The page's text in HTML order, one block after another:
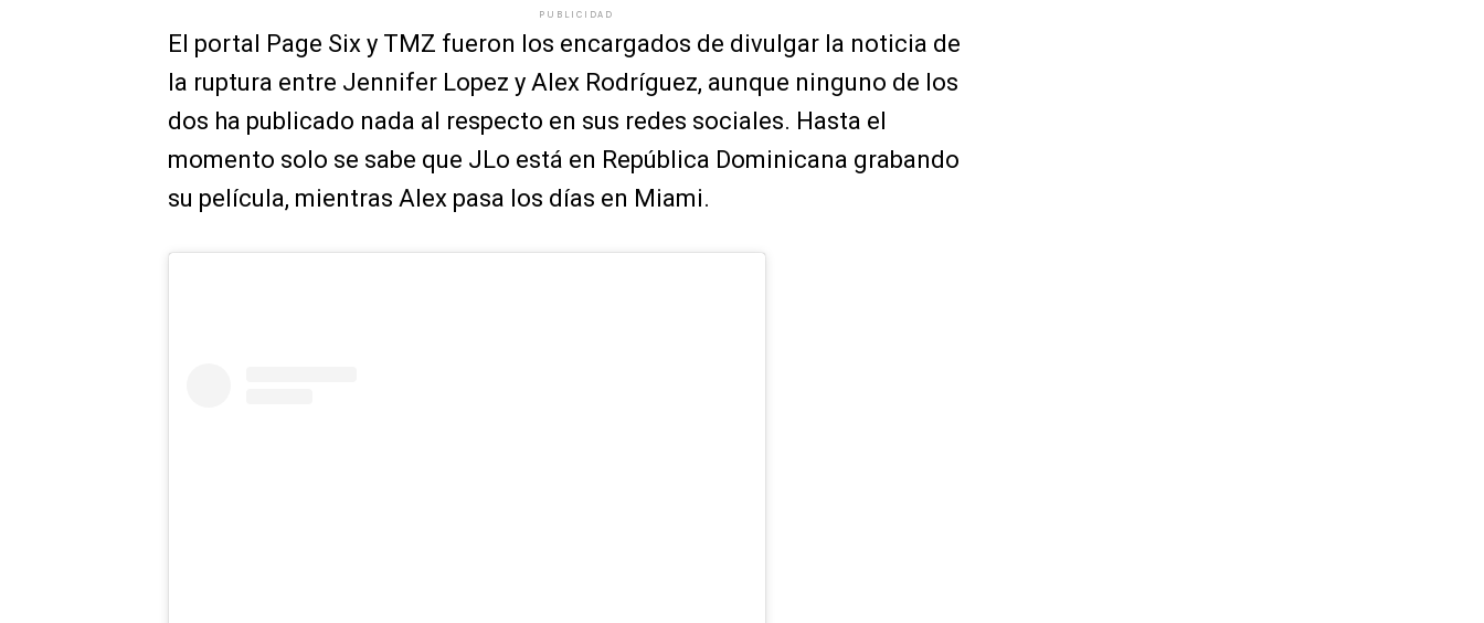
PUBLICIDAD
El portal Page Six y TMZ fueron los encargados de divulgar la noticia de
la ruptura entre Jennifer Lopez y Alex Rodríguez, aunque ninguno de los
dos ha publicado nada al respecto en sus redes sociales. Hasta el
momento solo se sabe que JLo está en República Dominicana grabando
su película, mientras Alex pasa los días en Miami.